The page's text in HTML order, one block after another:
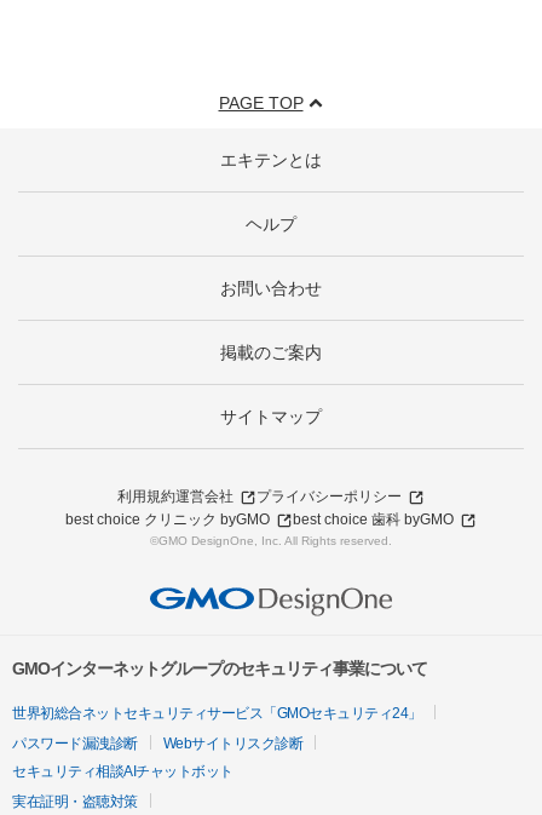
PAGE TOP
エキテンとは
ヘルプ
お問い合わせ
掲載のご案内
サイトマップ
利用規約運営会社
プライバシーポリシー
best choice クリニック byGMO
best choice 歯科 byGMO
©GMO DesignOne, Inc. All Rights reserved.
GMOインターネットグループのセキュリティ事業について
世界初総合ネットセキュリティサービス「GMOセキュリティ24」
パスワード漏洩診断
Webサイトリスク診断
セキュリティ相談AIチャットボット
実在証明・盗聴対策